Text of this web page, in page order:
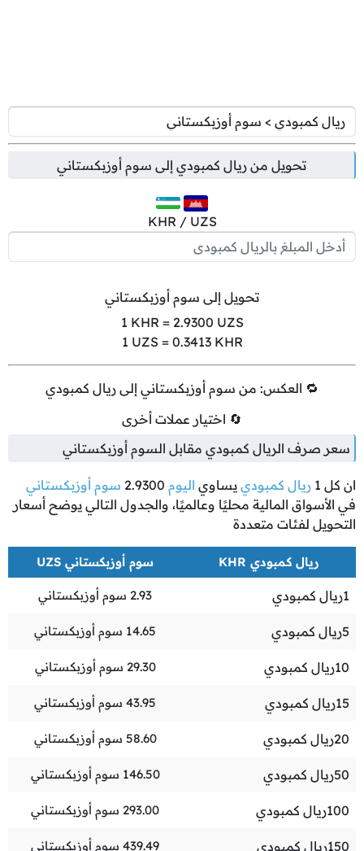
تحويل منريال كمبودي إلى سوم أوزبكستاني
KHR / UZS
تحويل إلى سوم أوزبكستاني
1 KHR = 2.9300 UZS
1 UZS = 0.3413KHR
🔁 العكس: من سوم أوزبكستاني إلى ريال كمبودي
🔄 اختيار عملات أخرى
سعر صرف الريال كمبودي مقابل السوم أوزبكستاني
ان كل 1 ريال كمبودي يساوي اليوم 2.9300 سوم أوزبكستاني
في الأسواق المالية محليًا وعالميًا، والجدول التالي يوضح أسعار
التحويل لفئات متعددة
ريال كمبودي KHR سوم أوزبكستاني UZS
1ريال كمبودي 2.93 سوم أوزبكستاني
5ريال كمبودي 14.65 سوم أوزبكستاني
10ريال كمبودي 29.30 سوم أوزبكستاني
15ريال كمبودي 43.95 سوم أوزبكستاني
20ريال كمبودي 58.60 سوم أوزبكستاني
50ريال كمبودي 146.50 سوم أوزبكستاني
100ريال كمبودي 293.00 سوم أوزبكستاني
150ريال كمبودي 439.49 سوم أوزبكستاني